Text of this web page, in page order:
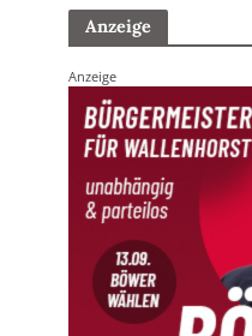
Anzeige
Anzeige